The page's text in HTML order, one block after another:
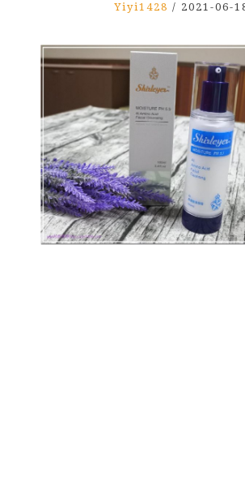
Yiyi1428 / 2021-06-